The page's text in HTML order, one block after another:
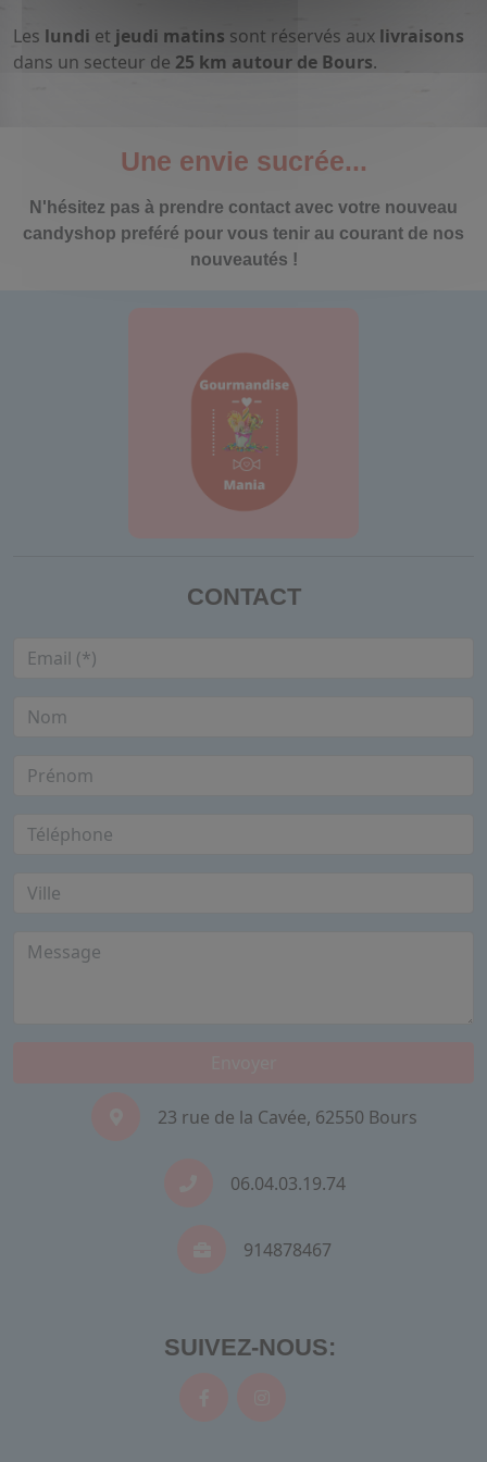
Les lundi et jeudi matins sont réservés aux livraisons
dans un secteur de 25 km autour de Bours.
Une envie sucrée...
N'hésitez pas à prendre contact avec votre nouveau
candyshop preféré pour vous tenir au courant de nos
nouveautés !
CONTACT
23 rue de la Cavée, 62550 Bours
06.04.03.19.74
914878467
SUIVEZ-NOUS: